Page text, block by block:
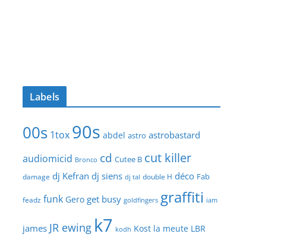
Labels
00s 1tox 90s abdel astro astrobastard
audiomicid Bronco cd Cutee B cut killer
damage dj Kefran dj siens dj tal double H déco Fab
feadz funk Gero get busy goldfingers graffiti iam
james JR ewing k7 kodh Kost la meute LBR